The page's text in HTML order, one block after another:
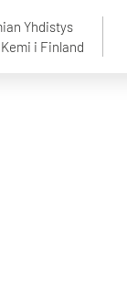
Yhdistys
i Finland